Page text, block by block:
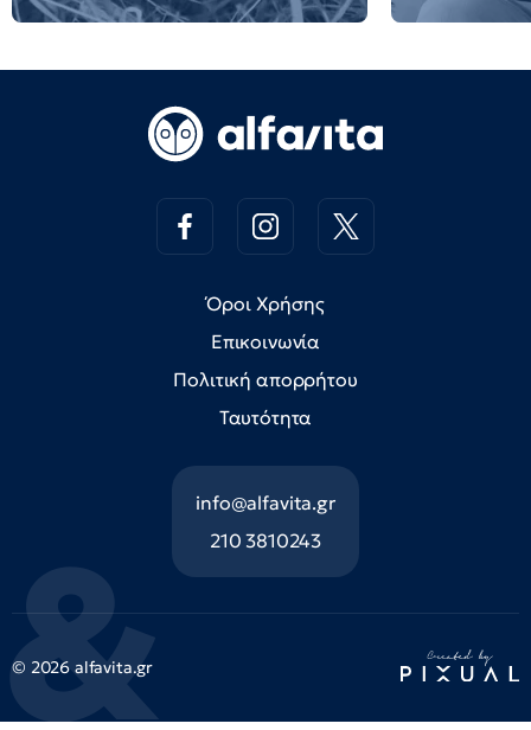
Όροι Χρήσης
Επικοινωνία
Πολιτική απορρήτου
Ταυτότητα
info@alfavita.gr
210 3810243
© 2026 alfavita.gr